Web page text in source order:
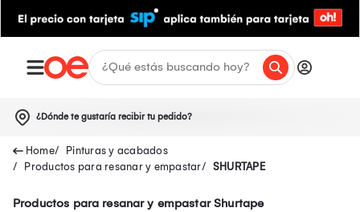
¿Dónde te gustaría recibir tu pedido?
Pinturas y acabados
Productos para resanar y empastar
SHURTAPE
Productos para resanar y empastar Shurtape